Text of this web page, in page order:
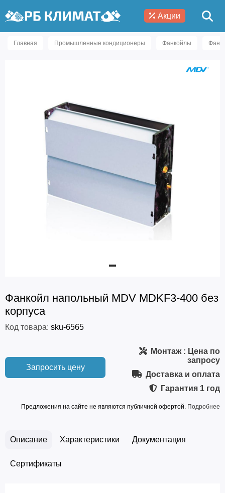
Акции
Главная Промышленные кондиционеры Фанкойлы
Фанкойл напольный MDV MDKF3-400 без
корпуса
Код товара: sku-6565
Запросить цену
Монтаж: Цена по
запросу
Доставка и оплата
Гарантия 1 год
Предложения на сайте не являются публичной офертой. Подробнее
Описание Характеристики Документация
Сертификаты